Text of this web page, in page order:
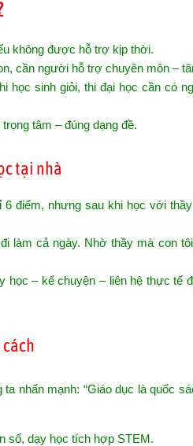
không được hỗ trợ kịp thời.
cần người hỗ trợ chuyên môn –
học sinh giỏi, thi đại học cần có
tâm – đúng dạng đề.
tại nhà
6 điểm, nhưng sau khi học với
làm cả ngày. Nhờ thầy mà con
học – kể chuyện – liên hệ thực tế
nhấn mạnh: “Giáo dục là quốc
số, dạy học tích hợp STEM.